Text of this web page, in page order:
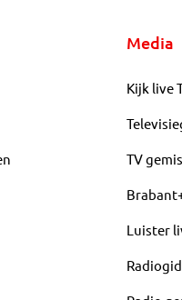
Media
Kijk live
TV
Luister